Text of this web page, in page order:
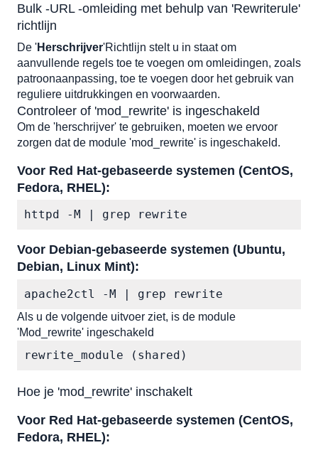
Bulk -URL -omleiding met behulp van 'Rewriterule'
richtlijn
De 'Herschrijver'Richtlijn stelt u in staat om
aanvullende regels toe te voegen om omleidingen, zoals
patroonaanpassing, toe te voegen door het gebruik van
reguliere uitdrukkingen en voorwaarden.
Controleer of 'mod_rewrite' is ingeschakeld
Om de 'herschrijver' te gebruiken, moeten we ervoor
zorgen dat de module 'mod_rewrite' is ingeschakeld.
Voor Red Hat-gebaseerde systemen (CentOS,
Fedora, RHEL):
httpd -M | grep rewrite
Voor Debian-gebaseerde systemen (Ubuntu,
Debian, Linux Mint):
apache2ctl -M | grep rewrite
Als u de volgende uitvoer ziet, is de module
'Mod_rewrite' ingeschakeld
rewrite_module (shared)
Hoe je 'mod_rewrite' inschakelt
Voor Red Hat-gebaseerde systemen (CentOS,
Fedora, RHEL):